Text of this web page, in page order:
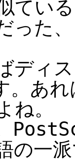
てい
だっ
ディ
あれ
ね。
の一